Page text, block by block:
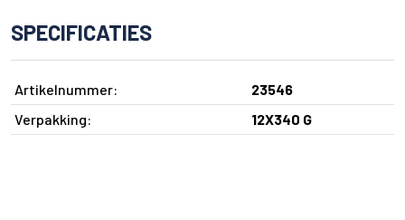
SPECIFICATIES
Artikelnummer:
23546
Verpakking:
12X340 G